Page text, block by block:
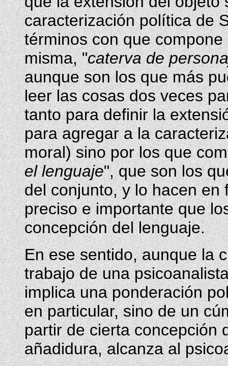
caracterización política de
términos con que
misma, "caterva de
aunque son los que más
leer las cosas dos veces
tanto para definir la
para agregar a la
moral) sino por los que
el lenguaje", que son los
del conjunto, y lo hacen
preciso e importante que
concepción del lenguaje.
En ese sentido, aunque la
trabajo de una
implica una ponderación
en particular, sino de un
partir de cierta concepción
añadidura, alcanza al